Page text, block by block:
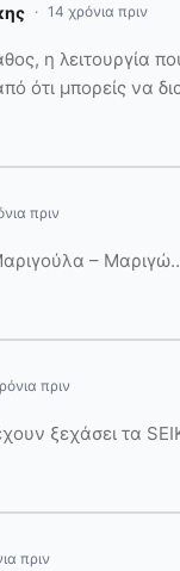
14 χρόνια πριν
η λειτουργία
ότι μπορείς να
πριν
–
πριν
ξεχάσει τα
πριν